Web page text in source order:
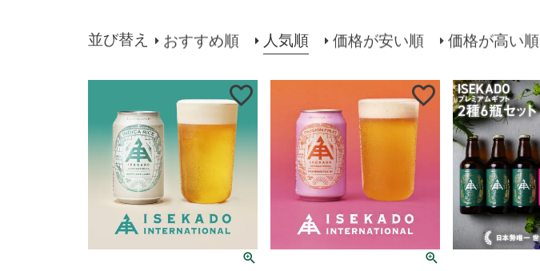
並び替え おすすめ順 人気順 価格が安い順 価格が高い順